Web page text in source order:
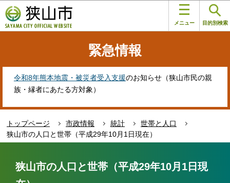
の
ペ
す
メニュー 目的別検索
緊急情報
令和8年熊本地震・被災者受入支援のお知らせ（狭山市民の親
族・縁者にあたる方対象）
トップページ 市政情報 統計
世帯と人口
狭山市の人口と世帯（平成29年10月1日現在）
狭山市の人口と世帯（平成29年10月1日現